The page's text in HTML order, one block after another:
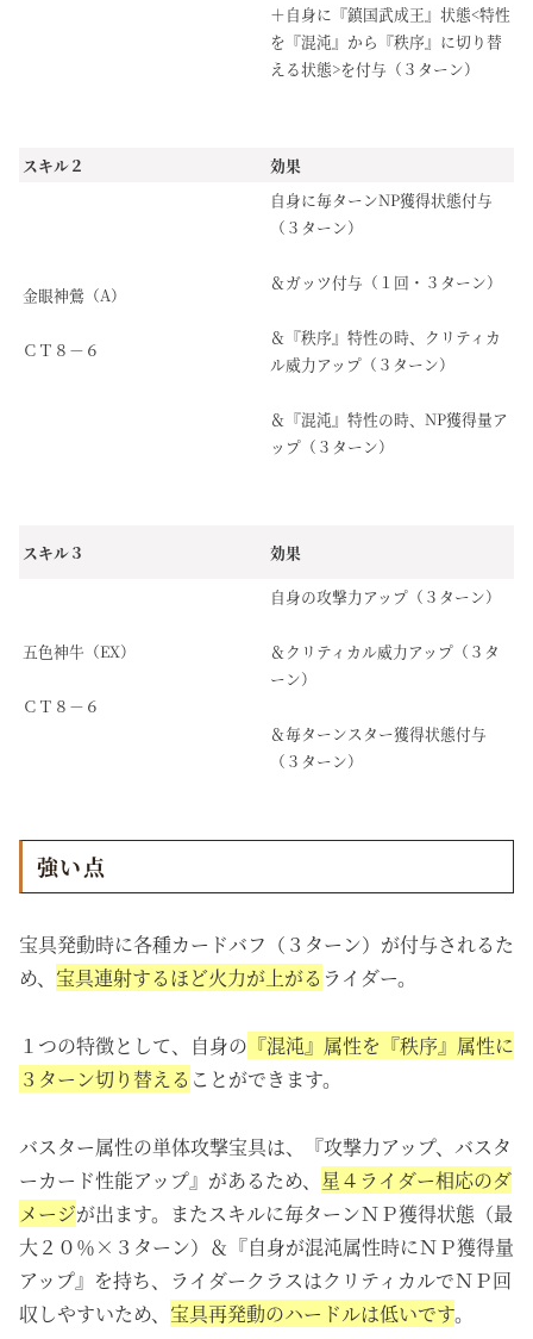
＋自身に『鎮国武成王』状態<特性
を『混沌』から『秩序』に切り替
える状態>を付与（３ターン）
スキル２ 効果
金眼神鶯（A）
ＣＴ８－６
自身に毎ターンNP獲得状態付与
（３ターン）
＆ガッツ付与（１回・３ターン）
＆『秩序』特性の時、クリティカ
ル威力アップ（３ターン）
＆『混沌』特性の時、NP獲得量ア
ップ（３ターン）
スキル３ 効果
五色神牛（EX）
ＣＴ８－６
自身の攻撃力アップ（３ターン）
＆クリティカル威力アップ（３タ
ーン）
＆毎ターンスター獲得状態付与
（３ターン）
強い点
宝具発動時に各種カードバフ（３ターン）が付与されるた
め、 宝具連射するほど火力が上がる ライダー。
１つの特徴として、自身の 『混沌』属性を『秩序』属性に
３ターン切り替える ことができます。
バスター属性の単体攻撃宝具は、『攻撃力アップ、バスタ
ーカード性能アップ』があるため、 星４ライダー相応のダ
メージが出ます。またスキルに毎ターンＮＰ獲得状態（最
大２０％×３ターン）＆『自身が混沌属性時にＮＰ獲得量
アップ』を持ち、ライダークラスはクリティカルでＮＰ回
収しやすいため、 宝具再発動のハードルは低いです。